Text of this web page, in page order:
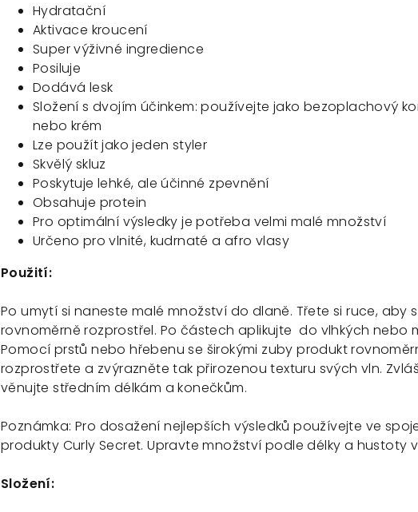
Hydratační
Aktivace kroucení
Super výživné ingredience
Posiluje
Dodává lesk
Složení s dvojím účinkem: používejte jako bezoplachový
nebo krém
Lze použít jako jeden styler
Skvělý skluz
Poskytuje lehké, ale účinné zpevnění
Obsahuje protein
Pro optimální výsledky je potřeba velmi malé množství
Určeno pro vlnité, kudrnaté a afro vlasy
Použití:
Po umytí si naneste malé množství do dlaně. Třete si ruce, aby
rovnoměrně rozprostřel. Po částech aplikujte do vlhkých nebo
Pomocí prstů nebo hřebenu se širokými zuby produkt
rozprostřete a zvýrazněte tak přirozenou texturu svých vln.
věnujte středním délkám a konečkům.
Poznámka: Pro dosažení nejlepších výsledků používejte ve
produkty Curly Secret. Upravte množství podle délky a hustoty
Složení: